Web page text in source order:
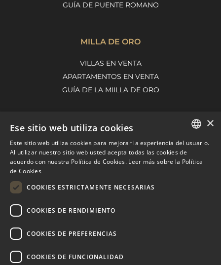
GUÍA DE PUENTE ROMANO
MILLA DE ORO
VILLAS EN VENTA
APARTAMENTOS EN VENTA
GUÍA DE LA MIILLA DE ORO
NUEVA ANDALUCÍA
VILLAS EN VENTA
APARTAMENTOS EN VENTA
MARBELLA EAST
VILLAS EN VENTA
MARBELLA EAST GUIDE
SPANISH
×
Ese sitio web utiliza cookies
Este sitio web utiliza cookies para mejorar la experiencia del usuario.
Al utilizar nuestro sitio web usted acepta todas las cookies de
acuerdo con nuestra Política de Cookies. Leer más sobre la Política
de Cookies
COOKIES ESTRICTAMENTE NECESARIAS
COOKIES DE RENDIMIENTO
COOKIES DE PREFERENCIAS
COOKIES DE FUNCIONALIDAD